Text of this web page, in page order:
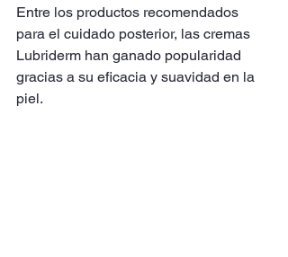
Entre los productos recomendados
para el cuidado posterior, las cremas
Lubriderm han ganado popularidad
gracias a su eficacia y suavidad en la
piel.